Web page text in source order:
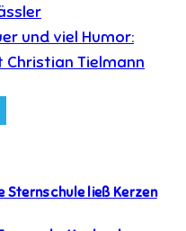
und viel Humor:
Christian Tielmann
Sternschule ließ Kerzen